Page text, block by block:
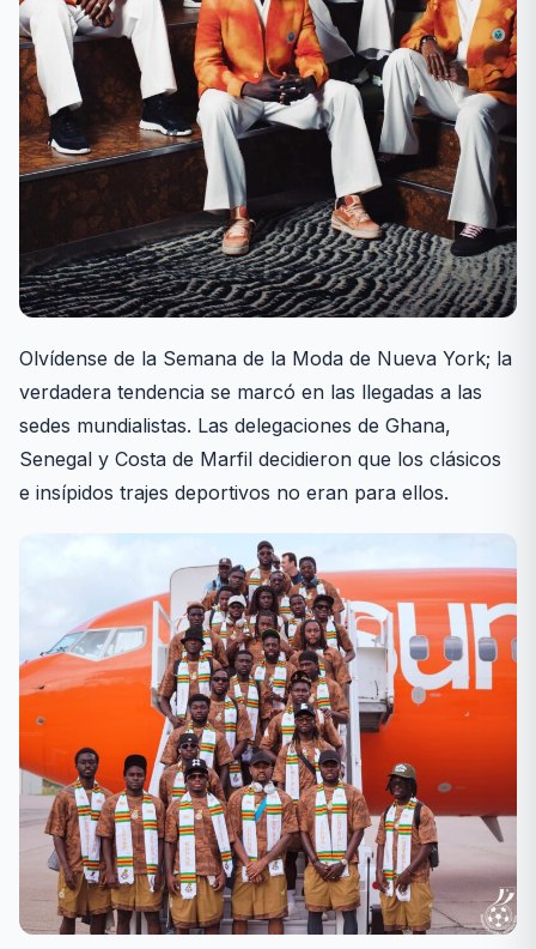
Olvídense de la Semana de la Moda de Nueva York; la
verdadera tendencia se marcó en las llegadas a las
sedes mundialistas. Las delegaciones de Ghana,
Senegal y Costa de Marfil decidieron que los clásicos
e insípidos trajes deportivos no eran para ellos.